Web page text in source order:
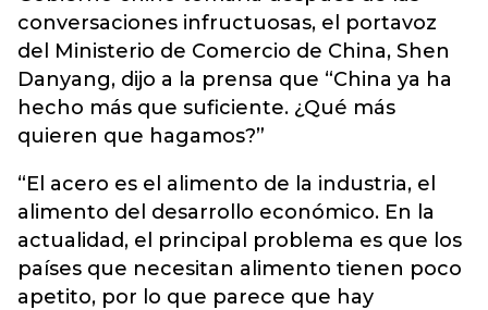
conversaciones infructuosas, el portavoz
del Ministerio de Comercio de China, Shen
Danyang, dijo a la prensa que “China ya ha
hecho más que suficiente. ¿Qué más
quieren que hagamos?”
“El acero es el alimento de la industria, el
alimento del desarrollo económico. En la
actualidad, el principal problema es que los
países que necesitan alimento tienen poco
apetito, por lo que parece que hay